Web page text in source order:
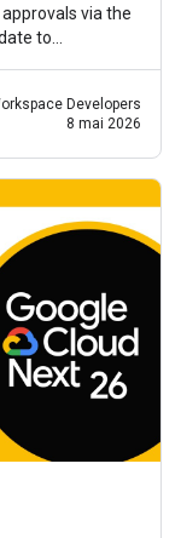
via the
to
Developers
8 mai 2026